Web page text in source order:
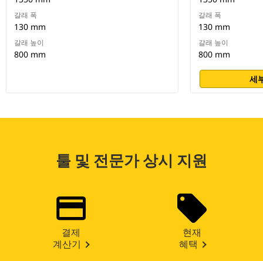
갈래 폭
130 mm
갈래 높이
800 mm
갈래 폭
130 mm
갈래 높이
800 mm
세
툴 및 전문가 상시 지원
결제
계산기
현재
혜택